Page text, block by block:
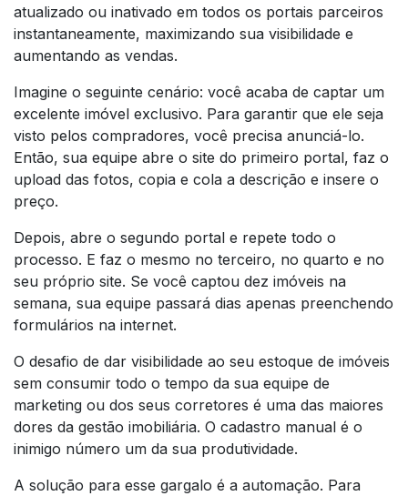
atualizado ou inativado em todos os portais parceiros
instantaneamente, maximizando sua visibilidade e
aumentando as vendas.
Imagine o seguinte cenário: você acaba de captar um
excelente imóvel exclusivo. Para garantir que ele seja
visto pelos compradores, você precisa anunciá-lo.
Então, sua equipe abre o site do primeiro portal, faz o
upload das fotos, copia e cola a descrição e insere o
preço.
Depois, abre o segundo portal e repete todo o
processo. E faz o mesmo no terceiro, no quarto e no
seu próprio site. Se você captou dez imóveis na
semana, sua equipe passará dias apenas preenchendo
formulários na internet.
O desafio de dar visibilidade ao seu estoque de imóveis
sem consumir todo o tempo da sua equipe de
marketing ou dos seus corretores é uma das maiores
dores da gestão imobiliária. O cadastro manual é o
inimigo número um da sua produtividade.
A solução para esse gargalo é a automação. Para